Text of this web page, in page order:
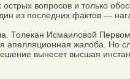
вопросов и только
из последних фактов —
Толекан Исмаиловой
жалоба. Но
вынесет высшая